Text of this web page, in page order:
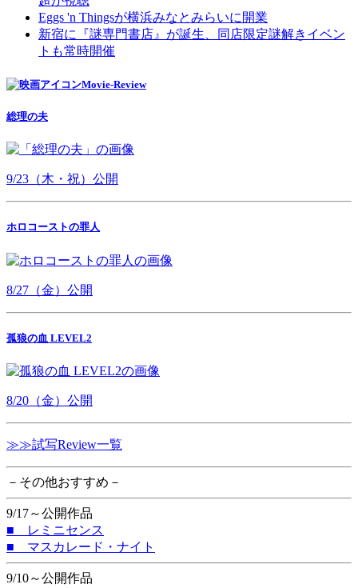
Eggs 'n Thingsが横浜みなとみらいに開業
新宿に『謎専門書店』が誕生、同店限定謎解きイベン
トも常時開催
Movie-Review
総理の夫
9/23（木・祝）公開
ホロコーストの罪人
8/27（金）公開
孤狼の血 LEVEL2
8/20（金）公開
≫≫試写Review一覧
－その他おすすめ－
9/17～公開作品
■ レミニセンス
■ マスカレード・ナイト
9/10～公開作品